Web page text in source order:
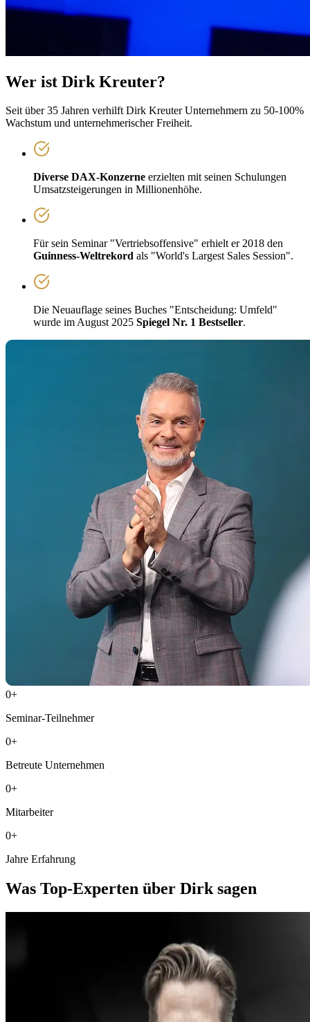
Wer ist Dirk Kreuter?
Seit über 35 Jahren verhilft Dirk Kreuter Unternehmern zu 50-100%
Wachstum und unternehmerischer Freiheit.
Diverse DAX-Konzerne erzielten mit seinen Schulungen
Umsatzsteigerungen in Millionenhöhe.
Für sein Seminar "Vertriebsoffensive" erhielt er 2018 den
Guinness-Weltrekord als "World's Largest Sales Session".
Die Neuauflage seines Buches "Entscheidung: Umfeld"
wurde im August 2025 Spiegel Nr. 1 Bestseller.
0+
Seminar-Teilnehmer
0+
Betreute Unternehmen
0+
Mitarbeiter
0+
Jahre Erfahrung
Was Top-Experten über Dirk sagen